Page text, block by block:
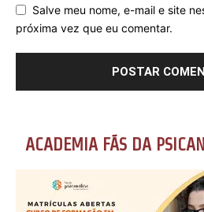
Salve meu nome, e-mail e site
próxima vez que eu comentar.
ACADEMIA FÃS DA